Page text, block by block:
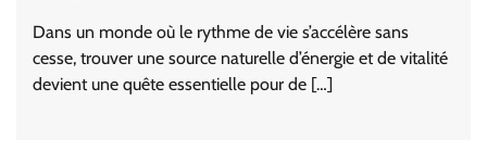
Dans un monde où le rythme de vie s’accélère sans
cesse, trouver une source naturelle d’énergie et de vitalité
devient une quête essentielle pour de […]